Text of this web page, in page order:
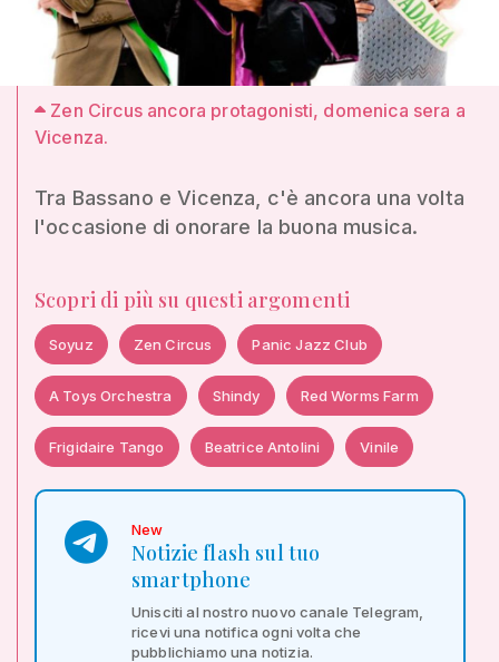
Zen Circus ancora protagonisti, domenica sera a
Vicenza.
Tra Bassano e Vicenza, c'è ancora una volta
l'occasione di onorare la buona musica.
Scopri di più su questi argomenti
Soyuz Zen Circus Panic Jazz Club
A Toys Orchestra Shindy Red Worms Farm
Frigidaire Tango Beatrice Antolini Vinile
New
Notizie flash sul tuo
smartphone
Unisciti al nostro nuovo canale Telegram,
ricevi una notifica ogni volta che
pubblichiamo una notizia.